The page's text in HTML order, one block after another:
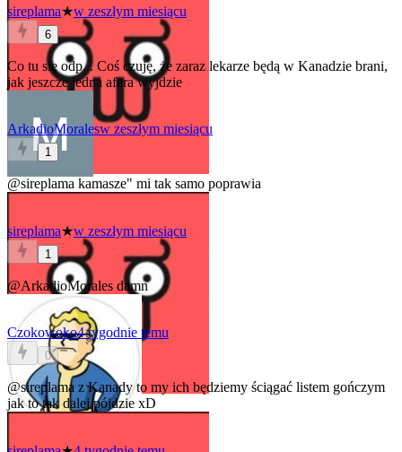
sireplama★w zeszłym miesiącu
6
Co tu się odp... Coś czuję, że zaraz lekarze będą w Kanadzie brani,
jak jeszcze jedna afera wyjdzie
ArkadioMoralesw zeszłym miesiącu
1
@sireplama kamasze" mi tak samo poprawia
sireplama★w zeszłym miesiącu
1
@ArkadioMorales damn
Czokowoko4 tygodnie temu
0
@sireplama z Kanady to my ich będziemy ściągać listem gończym
jak to tak dalej pójdzie xD